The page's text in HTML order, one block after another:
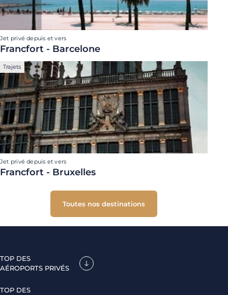
Jet privé depuis et vers
Francfort - Barcelone
Trajets
Jet privé depuis et vers
Francfort - Bruxelles
Toutes nos destinations
TOP DES
AÉROPORTS PRIVÉS
TOP DES